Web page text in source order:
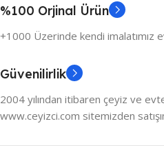
%100 Orjinal Ürün
+1000 Üzerinde kendi imalatımız
Güvenilirlik
2004 yılından itibaren çeyiz ve
www.ceyizci.com sitemizden